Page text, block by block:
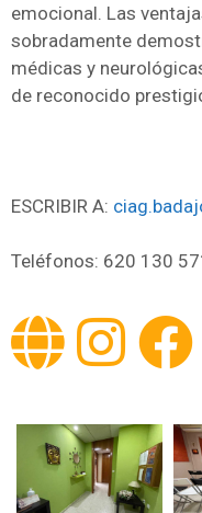
emocional. Las
sobradamente
médicas y
de reconocido
ESCRIBIR A:
Teléfonos: 620 130